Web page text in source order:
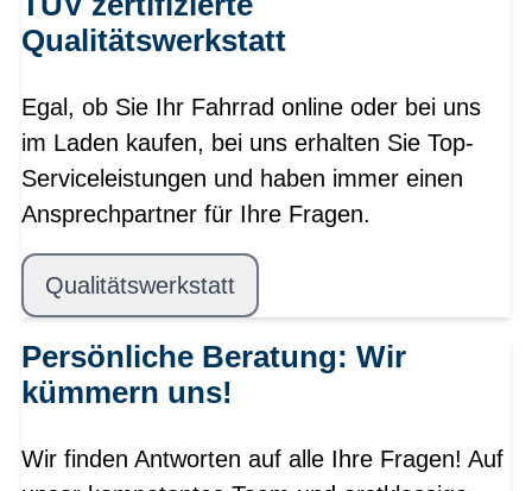
Qualitätswerkstatt
Egal, ob Sie Ihr Fahrrad online oder bei uns
im Laden kaufen, bei uns erhalten Sie Top-
Serviceleistungen und haben immer einen
Ansprechpartner für Ihre Fragen.
Qualitätswerkstatt
Persönliche Beratung: Wir
kümmern uns!
Wir finden Antworten auf alle Ihre Fragen! Auf